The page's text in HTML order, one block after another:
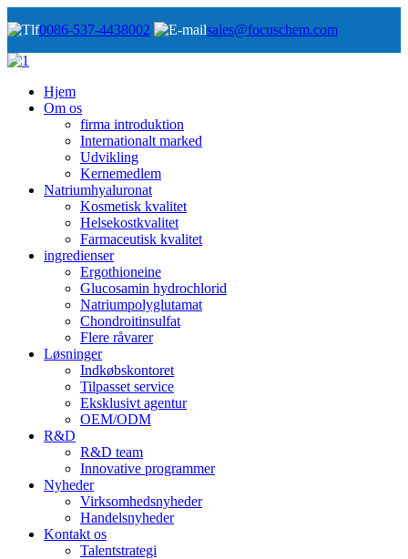
0086-537-4438002 sales@focuschem.com
Hjem
Om os
firma introduktion
Internationalt marked
Udvikling
Kernemedlem
Natriumhyaluronat
Kosmetisk kvalitet
Helsekostkvalitet
Farmaceutisk kvalitet
ingredienser
Ergothioneine
Glucosamin hydrochlorid
Natriumpolyglutamat
Chondroitinsulfat
Flere råvarer
Løsninger
Indkøbskontoret
Tilpasset service
Eksklusivt agentur
OEM/ODM
R&D
R&D team
Innovative programmer
Nyheder
Virksomhedsnyheder
Handelsnyheder
Kontakt os
Talentstrategi